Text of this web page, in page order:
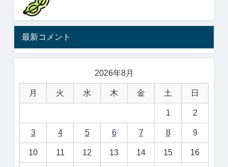
最新コメント
2026年8月
月 火 水 木 金 土 日
1 2
3 4 5 6 7 8 9
10 11 12 13 14 15 16